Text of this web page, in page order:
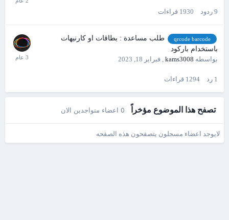
9 ردود 1930 قراءات
qrcode barcode
طلب مساعدة : بطاقات او كارنيهات
باستخدام باركود
بواسطه kams3008
, فبراير 18, 2023
1 رد 1294 قراءات
تصفح هذا الموضوع مؤخراً 0 اعضاء متواجدين الان
لايوجد اعضاء مسجلون يتصفحون هذه الصفحه